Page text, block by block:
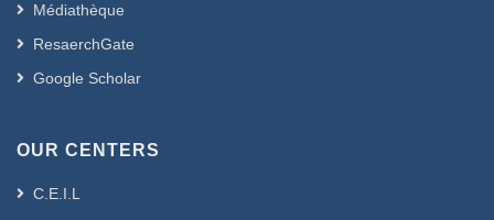
Médiathèque
ResaerchGate
Google Scholar
OUR CENTERS
C.E.I.L